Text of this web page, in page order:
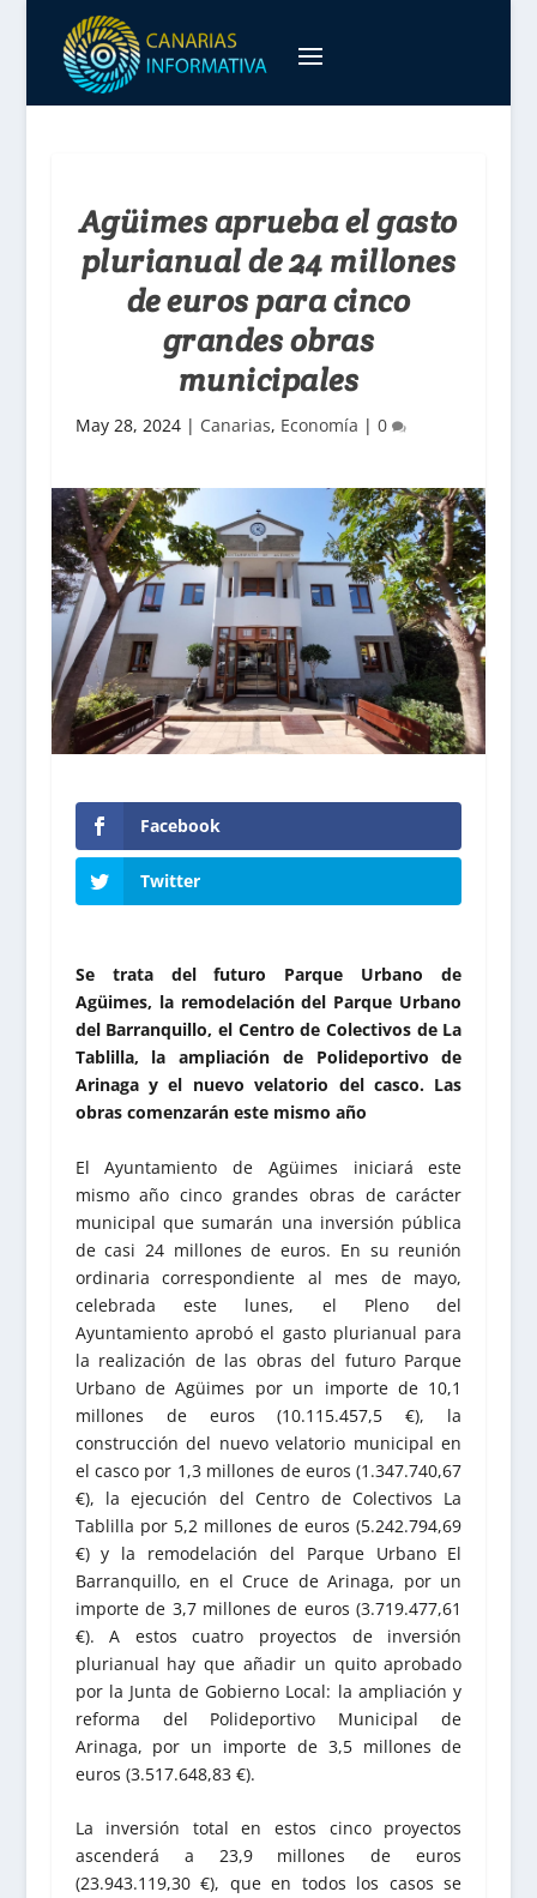
Agüimes aprueba el gasto
plurianual de 24 millones
de euros para cinco
grandes obras
municipales
May 28, 2024| Canarias, Economía | 0
Facebook
Twitter
Se trata del futuro Parque Urbano de
Agüimes, la remodelación del Parque Urbano
del Barranquillo, el Centro de Colectivos de La
Tablilla, la ampliación de Polideportivo de
Arinaga y el nuevo velatorio del casco. Las
obras comenzarán este mismo año
El Ayuntamiento de Agüimes iniciará este
mismo año cinco grandes obras de carácter
municipal que sumarán una inversión pública
de casi 24 millones de euros. En su reunión
ordinaria correspondiente al mes de mayo,
celebrada este lunes, el Pleno del
Ayuntamiento aprobó el gasto plurianual para
la realización de las obras del futuro Parque
Urbano de Agüimes por un importe de 10,1
millones de euros (10.115.457,5 €), la
construcción del nuevo velatorio municipal en
el casco por 1,3 millones de euros (1.347.740,67
€), la ejecución del Centro de Colectivos La
Tablilla por 5,2 millones de euros (5.242.794,69
€) y la remodelación del Parque Urbano El
Barranquillo, en el Cruce de Arinaga, por un
importe de 3,7 millones de euros (3.719.477,61
€). A estos cuatro proyectos de inversión
plurianual hay que añadir un quito aprobado
por la Junta de Gobierno Local: la ampliación y
reforma del Polideportivo Municipal de
Arinaga, por un importe de 3,5 millones de
euros (3.517.648,83 €).
La inversión total en estos cinco proyectos
ascenderá a 23,9 millones de euros
(23.943.119,30 €), que en todos los casos se